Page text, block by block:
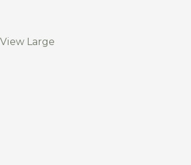
View Large